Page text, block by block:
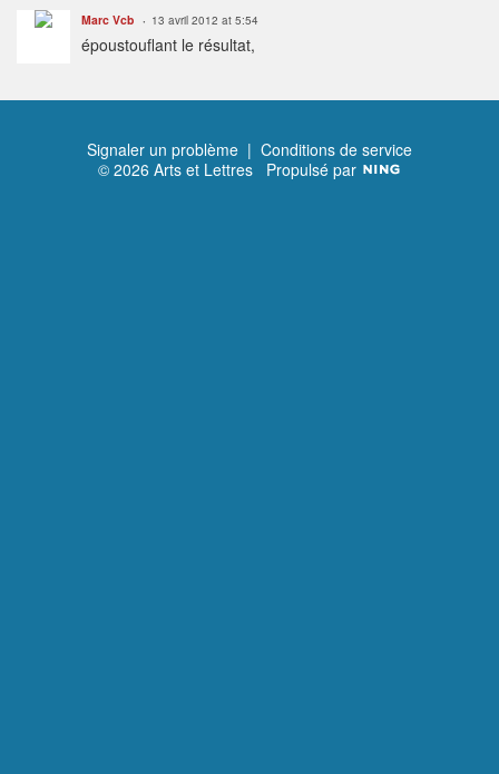
Marc Vcb 13 avril 2012 at 5:54
époustouflant le résultat,
Signaler un problème | Conditions de service
© 2026 Arts et Lettres Propulsé par